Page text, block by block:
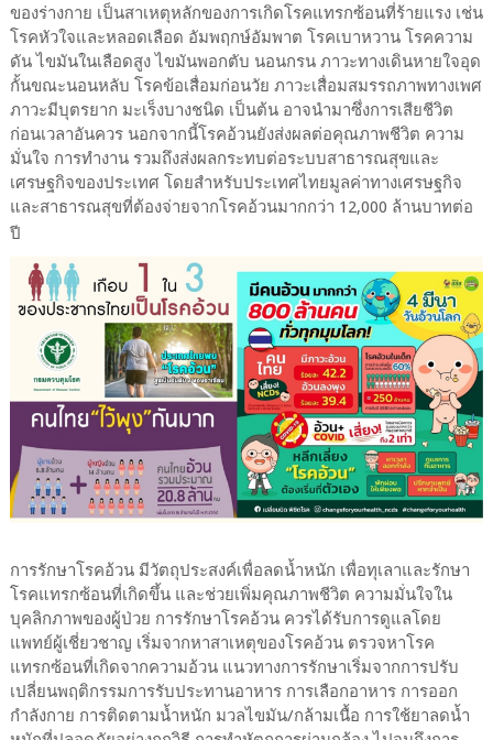
ของร่างกาย เป็นสาเหตุหลักของการเกิดโรคแทรกซ้อนที่ร้ายแรง เช่น
โรคหัวใจและหลอดเลือด อัมพฤกษ์อัมพาต โรคเบาหวาน โรคความ
ดัน ไขมันในเลือดสูง ไขมันพอกตับ นอนกรน ภาวะทางเดินหายใจอุด
กั้นขณะนอนหลับ โรคข้อเสื่อมก่อนวัย ภาวะเสื่อมสมรรถภาพทางเพศ
ภาวะมีบุตรยาก มะเร็งบางชนิด เป็นต้น อาจนำมาซึ่งการเสียชีวิต
ก่อนเวลาอันควร นอกจากนี้โรคอ้วนยังส่งผลต่อคุณภาพชีวิต ความ
มั่นใจ การทำงาน รวมถึงส่งผลกระทบต่อระบบสาธารณสุขและ
เศรษฐกิจของประเทศ โดยสำหรับประเทศไทยมูลค่าทางเศรษฐกิจ
และสาธารณสุขที่ต้องจ่ายจากโรคอ้วนมากกว่า 12,000 ล้านบาทต่อ
ปี
การรักษาโรคอ้วน มีวัตถุประสงค์เพื่อลดน้ำหนัก เพื่อทุเลาและรักษา
โรคแทรกซ้อนที่เกิดขึ้น และช่วยเพิ่มคุณภาพชีวิต ความมั่นใจใน
บุคลิกภาพของผู้ป่วย การรักษาโรคอ้วน ควรได้รับการดูแลโดย
แพทย์ผู้เชี่ยวชาญ เริ่มจากหาสาเหตุของโรคอ้วน ตรวจหาโรค
แทรกซ้อนที่เกิดจากความอ้วน แนวทางการรักษาเริ่มจากการปรับ
เปลี่ยนพฤติกรรมการรับประทานอาหาร การเลือกอาหาร การออก
กำลังกาย การติดตามน้ำหนัก มวลไขมัน/กล้ามเนื้อ การใช้ยาลดน้ำ